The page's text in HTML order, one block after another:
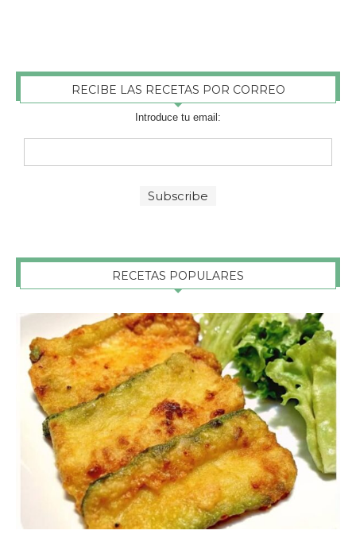
RECIBE LAS RECETAS POR CORREO
Introduce tu email:
RECETAS POPULARES